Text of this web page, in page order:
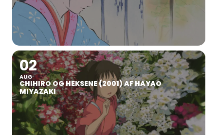
02
AUG
CHIHIRO OG HEKSENE (2001) AF HAYAO
MIYAZAKI